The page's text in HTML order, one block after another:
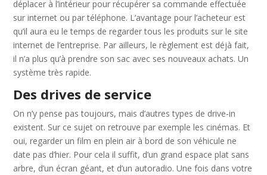
déplacer à l’intérieur pour récupérer sa commande effectuée
sur internet ou par téléphone. L’avantage pour l’acheteur est
qu’il aura eu le temps de regarder tous les produits sur le site
internet de l’entreprise. Par ailleurs, le règlement est déjà fait,
il n’a plus qu’à prendre son sac avec ses nouveaux achats. Un
système très rapide.
Des drives de service
On n’y pense pas toujours, mais d’autres types de drive-in
existent. Sur ce sujet on retrouve par exemple les cinémas. Et
oui, regarder un film en plein air à bord de son véhicule ne
date pas d’hier. Pour cela il suffit, d’un grand espace plat sans
arbre, d’un écran géant, et d’un autoradio. Une fois dans votre